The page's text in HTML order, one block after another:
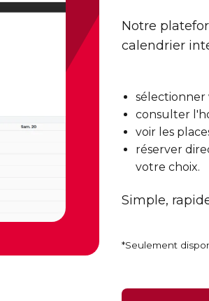
Notre
calendrier
sélectionner
consulter
voir les
réserver
votre choix.
Simple,
*Seulement